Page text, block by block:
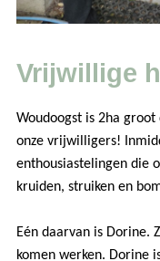
Vrijwillige
Woudoogst is 2ha
onze vrijwilligers!
enthousiastelingen die
kruiden, struiken en
Eén daarvan is Dorine.
komen werken. Dorine